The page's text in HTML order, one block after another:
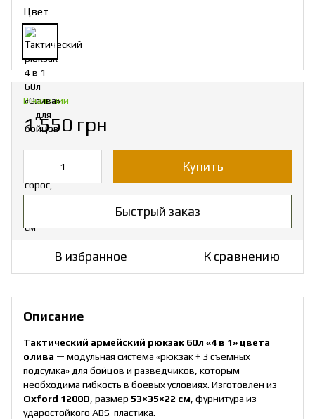
Цвет
В наличии
1 550 грн
Купить
Быстрый заказ
В избранное К сравнению
Описание
Тактический армейский рюкзак 60л «4 в 1» цвета
олива — модульная система «рюкзак + 3 съёмных
подсумка» для бойцов и разведчиков, которым
необходима гибкость в боевых условиях. Изготовлен из
Oxford 1200D , размер 53×35×22 см , фурнитура из
ударостойкого ABS-пластика.